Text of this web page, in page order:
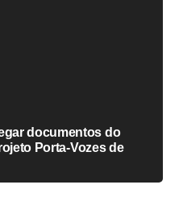
documentos do
Porta-Vozes de